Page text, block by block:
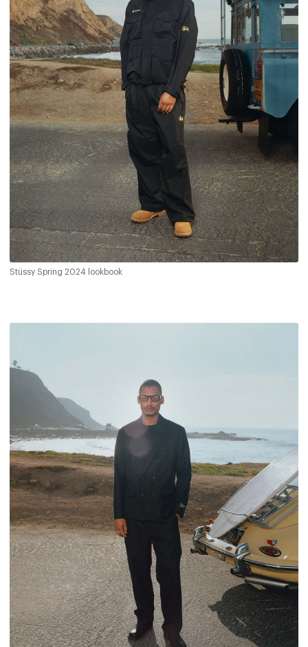
Stüssy Spring 2024 lookbook